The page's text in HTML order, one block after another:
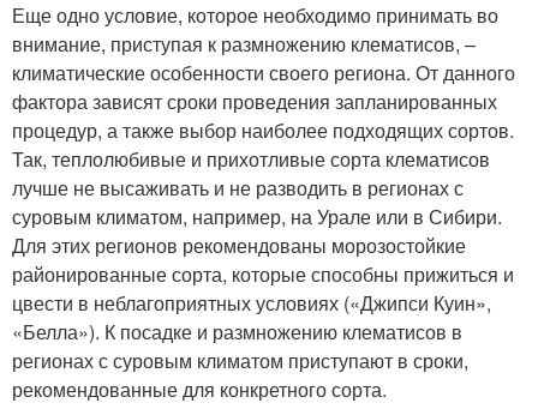
Еще одно условие, которое необходимо принимать во
внимание, приступая к размножению клематисов, –
климатические особенности своего региона. От данного
фактора зависят сроки проведения запланированных
процедур, а также выбор наиболее подходящих сортов.
Так, теплолюбивые и прихотливые сорта клематисов
лучше не высаживать и не разводить в регионах с
суровым климатом, например, на Урале или в Сибири.
Для этих регионов рекомендованы морозостойкие
районированные сорта, которые способны прижиться и
цвести в неблагоприятных условиях («Джипси Куин»,
«Белла»). К посадке и размножению клематисов в
регионах с суровым климатом приступают в сроки,
рекомендованные для конкретного сорта.